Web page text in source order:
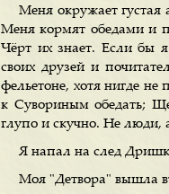
Меня окружает густая
Меня кормят обедами и
Чёрт их знает. Если бы я
своих друзей и
фельетоне, хотя нигде не
к Сувориным обедать;
глупо и скучно. Не люди,
Я напал на след
Моя "Детвора" вышла